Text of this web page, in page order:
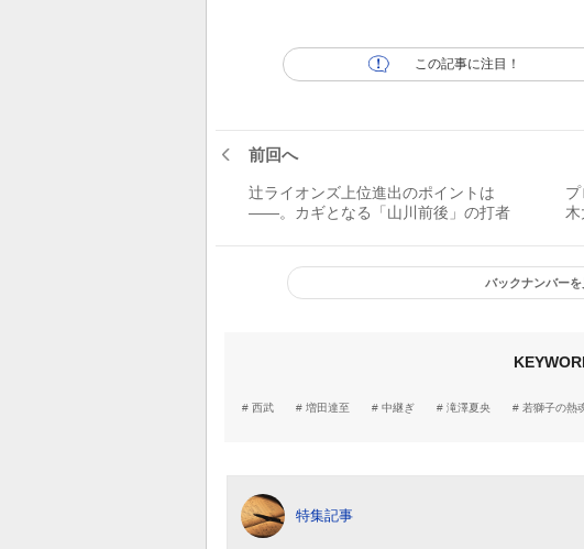
この記事に注目！
前回へ
辻ライオンズ上位進出のポイントは
――。カギとなる「山川前後」の打者
木
フ
バックナンバーを
西武 増田達至 中継ぎ 滝澤夏央 若獅子の熱
特集記事